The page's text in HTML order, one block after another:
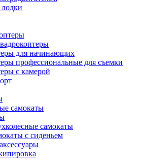
для начинающих
профессиональные для съемки
с камерой
самокаты
самокаты
с сиденьем